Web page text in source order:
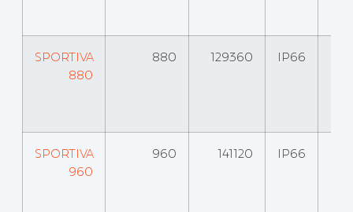
SPORTIVA
880
880 129360 IP66
SPORTIVA
960
960 141120 IP66